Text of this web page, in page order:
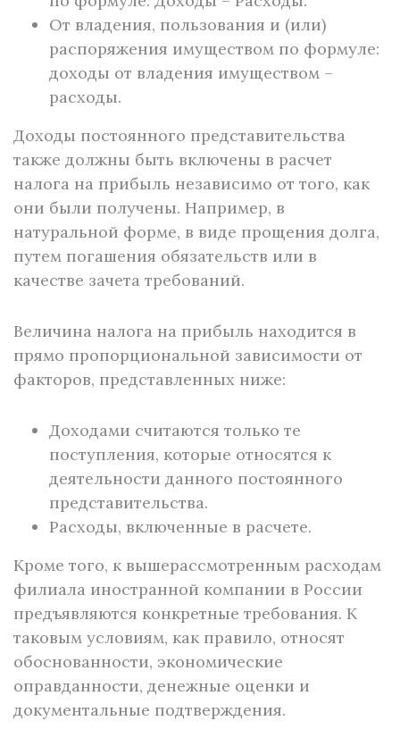
От владения, пользования и (или)
распоряжения имуществом по формуле:
доходы от владения имуществом –
расходы.
Доходы постоянного представительства
также должны быть включены в расчет
налога на прибыль независимо от того, как
они были получены. Например, в
натуральной форме, в виде прощения долга,
путем погашения обязательств или в
качестве зачета требований.
Величина налога на прибыль находится в
прямо пропорциональной зависимости от
факторов, представленных ниже:
Доходами считаются только те
поступления, которые относятся к
деятельности данного постоянного
представительства.
Расходы, включенные в расчете.
Кроме того, к вышерассмотренным расходам
филиала иностранной компании в России
предъявляются конкретные требования. К
таковым условиям, как правило, относят
обоснованности, экономические
оправданности, денежные оценки и
документальные подтверждения.